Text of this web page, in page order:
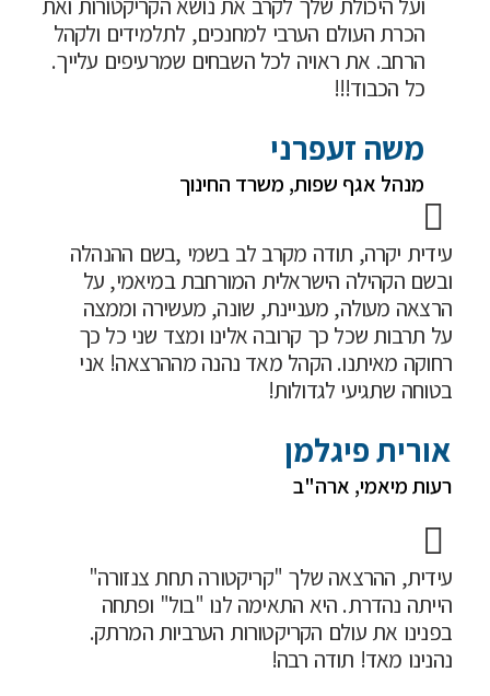
ועל היכולת שלך לקרב את נושא הקריקטורות ואת
הכרת העולם הערבי למחנכים, לתלמידים ולקהל
הרחב. את ראויה לכל השבחים שמרעיפים עלייך.
כל הכבוד!!!
משה זעפרני
מנהל אגף שפות, משרד החינוך
עידית יקרה, תודה מקרב לב בשמי ,בשם ההנהלה
ובשם הקהילה הישראלית המורחבת במיאמי, על
הרצאה מעולה, מעניינת, שונה, מעשירה וממצה
על תרבות שכל כך קרובה אלינו ומצד שני כל כך
רחוקה מאיתנו. הקהל מאד נהנה מההרצאה! אני
בטוחה שתגיעי לגדולות!
אורית פיגלמן
רעות מיאמי, ארה"ב
עידית, ההרצאה שלך "קריקטורה תחת צנזורה"
הייתה נהדרת. היא התאימה לנו "בול" ופתחה
בפנינו את עולם הקריקטורות הערביות המרתק.
נהנינו מאד! תודה רבה!